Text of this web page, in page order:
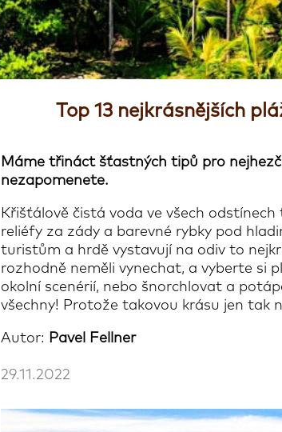
Top 13 nejkrásnějších
Máme třináct šťastných tipů pro
nezapomenete.
Křišťálově čistá voda ve všech
reliéfy za zády a barevné rybky pod
turistům a hrdě vystavují na odiv to
rozhodně neměli vynechat, a vyberte si
okolní scenérií, nebo šnorchlovat a
všechny! Protože takovou krásu jen tak
Autor: Pavel Fellner
29.11.2022